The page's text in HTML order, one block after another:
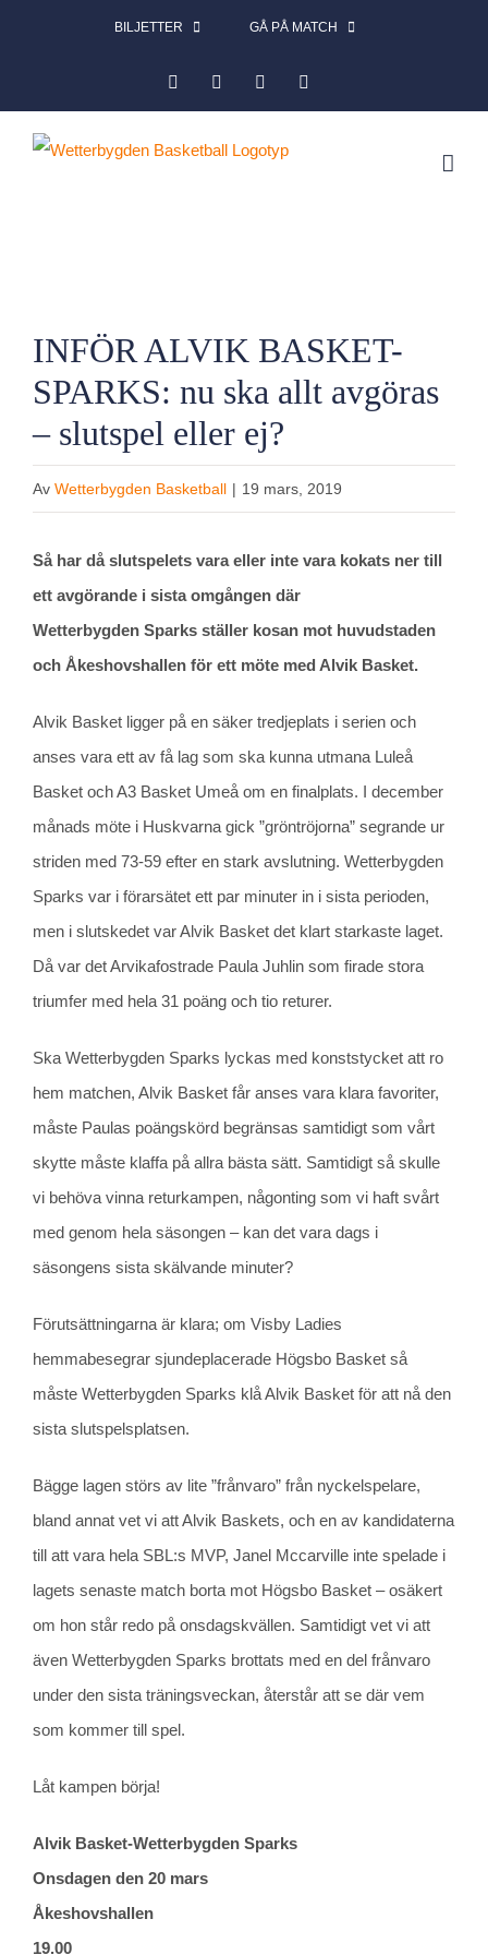
BILJETTER GÅ PÅ MATCH
FacebookInstagram
större
bild
INFÖR ALVIK BASKET-
SPARKS: nu ska allt avgöras
– slutspel eller ej?
Av Wetterbygden Basketball | 19 mars, 2019
Så har då slutspelets vara eller inte vara kokats ner till
ett avgörande i sista omgången där
Wetterbygden Sparks ställer kosan mot huvudstaden
och Åkeshovshallen för ett möte med Alvik Basket.
Alvik Basket ligger på en säker tredjeplats i serien och
anses vara ett av få lag som ska kunna utmana Luleå
Basket och A3 Basket Umeå om en finalplats. I december
månads möte i Huskvarna gick ”gröntröjorna” segrande ur
striden med 73-59 efter en stark avslutning. Wetterbygden
Sparks var i förarsätet ett par minuter in i sista perioden,
men i slutskedet var Alvik Basket det klart starkaste laget.
Då var det Arvikafostrade Paula Juhlin som firade stora
triumfer med hela 31 poäng och tio returer.
Ska Wetterbygden Sparks lyckas med konststycket att ro
hem matchen, Alvik Basket får anses vara klara favoriter,
måste Paulas poängskörd begränsas samtidigt som vårt
skytte måste klaffa på allra bästa sätt. Samtidigt så skulle
vi behöva vinna returkampen, någonting som vi haft svårt
med genom hela säsongen – kan det vara dags i
säsongens sista skälvande minuter?
Förutsättningarna är klara; om Visby Ladies
hemmabesegrar sjundeplacerade Högsbo Basket så
måste Wetterbygden Sparks klå Alvik Basket för att nå den
sista slutspelsplatsen.
Bägge lagen störs av lite ”frånvaro” från nyckelspelare,
bland annat vet vi att Alvik Baskets, och en av kandidaterna
till att vara hela SBL:s MVP, Janel Mccarville inte spelade i
lagets senaste match borta mot Högsbo Basket – osäkert
om hon står redo på onsdagskvällen. Samtidigt vet vi att
även Wetterbygden Sparks brottats med en del frånvaro
under den sista träningsveckan, återstår att se där vem
som kommer till spel.
Låt kampen börja!
Alvik Basket-Wetterbygden Sparks
Onsdagen den 20 mars
Åkeshovshallen
19.00